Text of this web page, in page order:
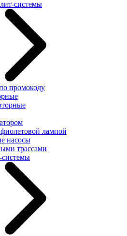
системы
промокоду
лампой
насосы
трассами
системы